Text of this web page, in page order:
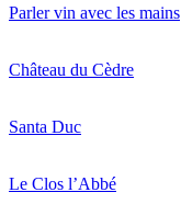
Parler vin avec les mains
Château du Cèdre
Santa Duc
Le Clos l’Abbé